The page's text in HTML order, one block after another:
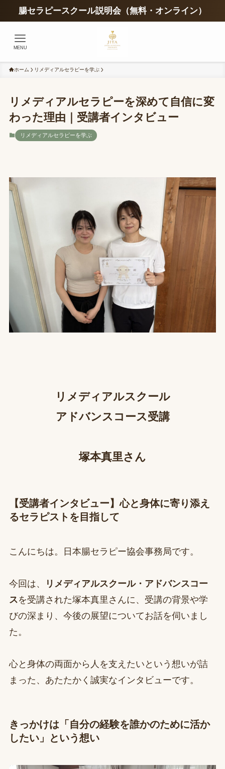
腸セラピースクール説明会（無料・オンライン）
MENU
ホーム リメディアルセラピーを学ぶ
リメディアルセラピーを深めて自信に変
わった理由｜受講者インタビュー
リメディアルセラピーを学ぶ
リメディアルスクール
アドバンスコース受講
塚本真里さん
【受講者インタビュー】心と身体に寄り添え
るセラピストを目指して
こんにちは。日本腸セラピー協会事務局です。
今回は、
リメディアルスクール・アドバンスコー
スを受講された塚本真里さんに、受講の背景や学
びの深まり、今後の展望についてお話を伺いまし
た。
心と身体の両面から人を支えたいという想いが詰
まった、あたたかく誠実なインタビューです。
きっかけは「自分の経験を誰かのために活か
したい」という想い